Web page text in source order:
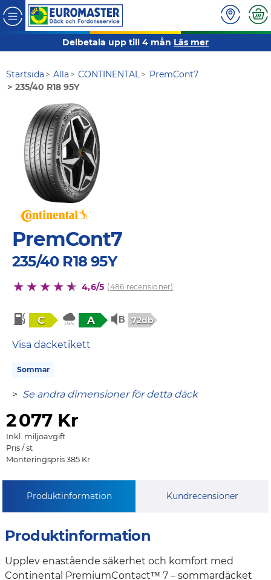
Delbetala upp till 4 mån Läs mer
Startsida Alla CONTINENTAL
PremCont7
235/40 R18 95Y
PremCont7
235/40 R18 95Y
4,6/5 (486 recensioner)
C A 72db
Visa däcketikett
Sommar
> Se andra dimensioner för detta däck
2077 Kr
Inkl. miljöavgift
Pris / st
Monteringspris 385 Kr
Produktinformation Kundrecensioner
Produktinformation
Upplev enastående säkerhet och komfort med
Continental PremiumContact™ 7 – sommardäcket